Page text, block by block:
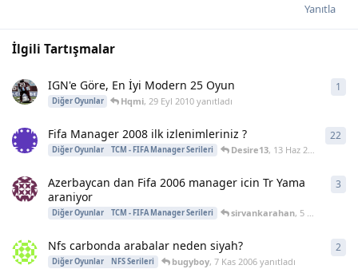
Yanıtla
İlgili Tartışmalar
IGN'e Göre, En İyi Modern 25 Oyun
Diğer Oyunlar Hqmi,29 Eyl 2010 yanıtladı
1
Fifa Manager 2008 ilk izlenimleriniz ?
Diğer Oyunlar TCM - FIFA Manager Serileri Desire13, 13 Haz 2009
22
Azerbaycan dan Fifa 2006 manager icin Tr Yama
araniyor
Diğer Oyunlar TCM - FIFA Manager Serileri sirvankarahan, 5 May 2008
3
Nfs carbonda arabalar neden siyah?
Diğer Oyunlar NFS Serileri bugyboy, 7 Kas 2006yanıtladı
2